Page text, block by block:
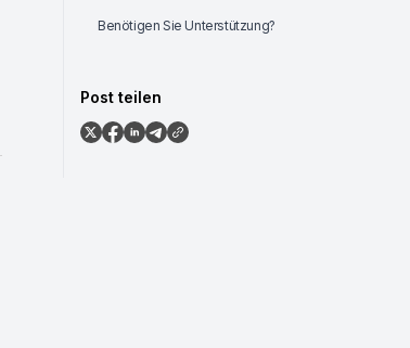
Benötigen Sie Unterstützung?
Post teilen